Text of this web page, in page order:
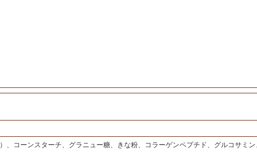
コーンスターチ、グラニュー糖、きな粉、コラーゲンペプチド、グルコサミ